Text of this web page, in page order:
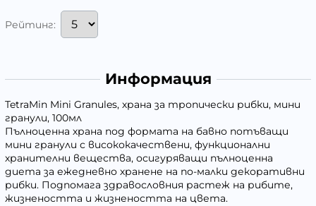
Рейтинг:
Информация
TetraMin Mini Granules, храна за тропически рибки, мини
гранули, 100мл
Пълноценна храна под формата на бавно потъващи
мини гранули с висококачествени, функционални
хранителни вещества, осигуряващи пълноценна
диета за ежедневно хранене на по-малки декоративни
рибки. Подпомага здравословния растеж на рибите,
жизнеността и жизнеността на цвета.